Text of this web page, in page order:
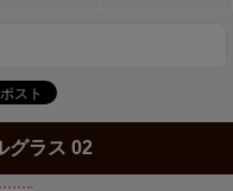
グラス 02